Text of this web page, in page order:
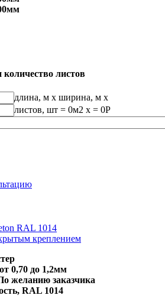
количество листов
длина, м x ширина, м x
листов, шт = 0м2 x = 0Р
RAL 1014
креплением
от 0,70 до 1,2мм
желанию заказчика
RAL 1014